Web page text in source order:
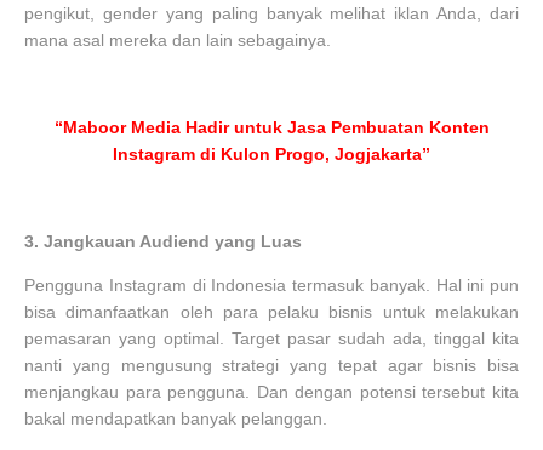
pengikut, gender yang paling banyak melihat iklan Anda, dari
mana asal mereka dan lain sebagainya.
“Maboor Media Hadir untuk Jasa Pembuatan Konten
Instagram di Kulon Progo, Jogjakarta”
3. Jangkauan Audiend yang Luas
Pengguna Instagram di Indonesia termasuk banyak. Hal ini pun
bisa dimanfaatkan oleh para pelaku bisnis untuk melakukan
pemasaran yang optimal. Target pasar sudah ada, tinggal kita
nanti yang mengusung strategi yang tepat agar bisnis bisa
menjangkau para pengguna. Dan dengan potensi tersebut kita
bakal mendapatkan banyak pelanggan.